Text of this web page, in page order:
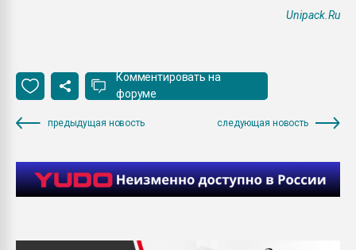
Unipack.Ru
Комментировать на
форуме
предыдущая новость следующая новость